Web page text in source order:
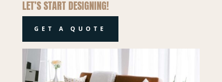
LET’S START DESIGNING!
GET A QUOTE